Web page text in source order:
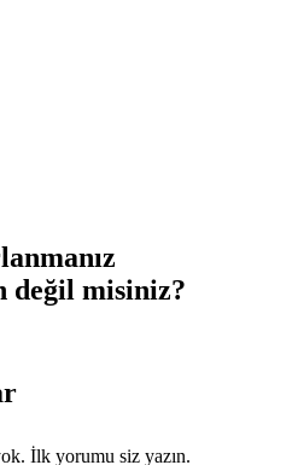
değil misiniz?
İlk yorumu siz yazın.